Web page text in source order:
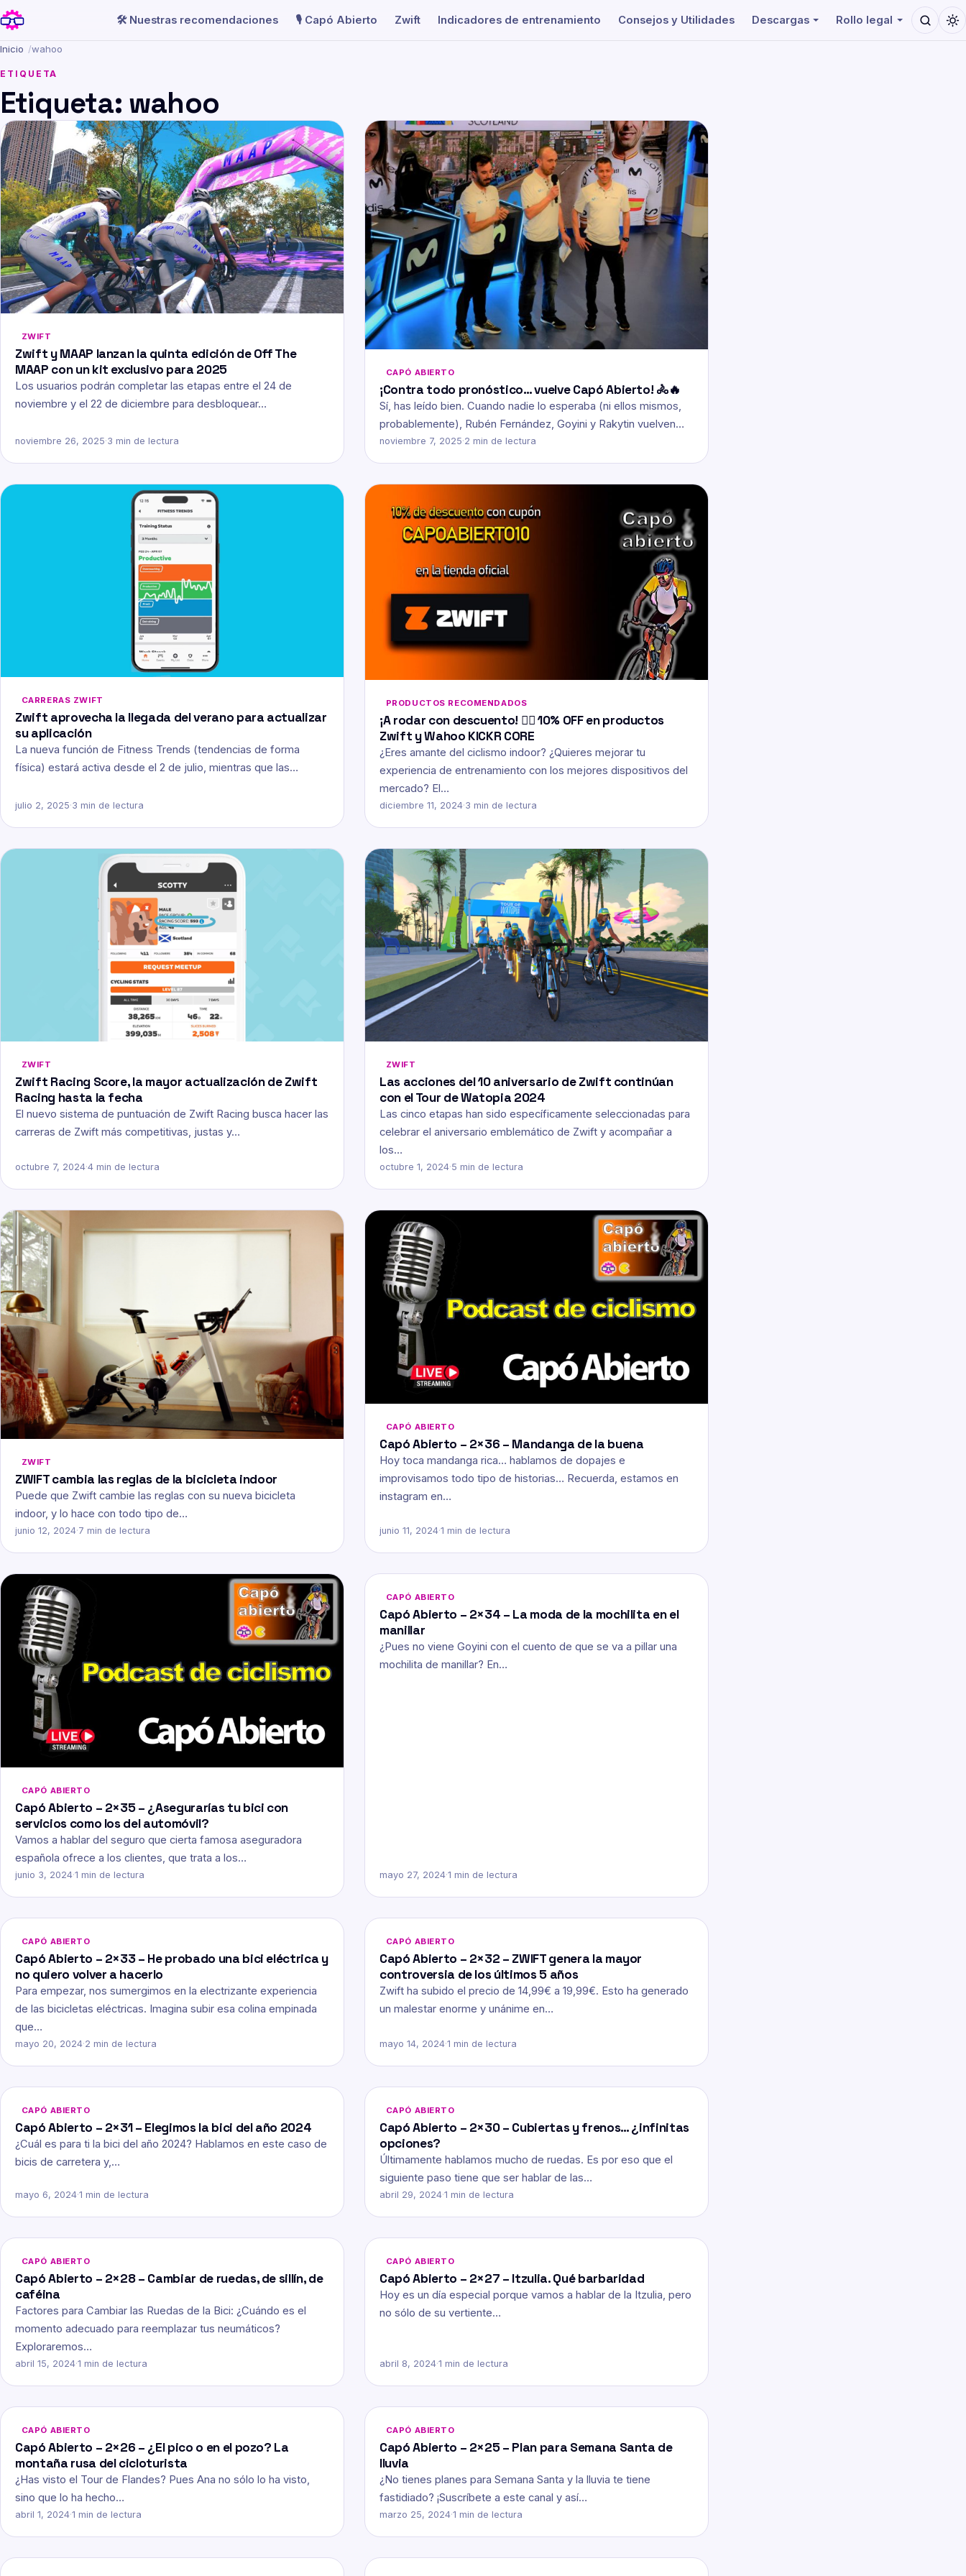
🛠️ Nuestras recomendaciones 🎙️ Capó Abierto Zwift Indicadores de entrenamiento Consejos y Utilidades Descargas Rollo legal
Inicio /wahoo
ETIQUETA
Etiqueta: wahoo
ZWIFT
Zwift y MAAP lanzan la quinta edición de Off The
MAAP con un kit exclusivo para 2025
Los usuarios podrán completar las etapas entre el 24 de
noviembre y el 22 de diciembre para desbloquear…
noviembre 26, 2025·3 min de lectura
CAPÓ ABIERTO
¡Contra todo pronóstico… vuelve Capó Abierto! 🚴🔥
Sí, has leído bien. Cuando nadie lo esperaba (ni ellos mismos,
probablemente), Rubén Fernández, Goyini y Rakytin vuelven…
noviembre 7, 2025·2 min de lectura
CARRERAS ZWIFT
Zwift aprovecha la llegada del verano para actualizar
su aplicación
La nueva función de Fitness Trends (tendencias de forma
física) estará activa desde el 2 de julio, mientras que las…
julio 2, 2025·3 min de lectura
PRODUCTOS RECOMENDADOS
¡A rodar con descuento! 🚴‍♂️ 10% OFF en productos
Zwift y Wahoo KICKR CORE
¿Eres amante del ciclismo indoor? ¿Quieres mejorar tu
experiencia de entrenamiento con los mejores dispositivos del
mercado? El…
diciembre 11, 2024·3 min de lectura
ZWIFT
Zwift Racing Score, la mayor actualización de Zwift
Racing hasta la fecha
El nuevo sistema de puntuación de Zwift Racing busca hacer las
carreras de Zwift más competitivas, justas y…
octubre 7, 2024·4 min de lectura
ZWIFT
Las acciones del 10 aniversario de Zwift continúan
con el Tour de Watopia 2024
Las cinco etapas han sido específicamente seleccionadas para
celebrar el aniversario emblemático de Zwift y acompañar a
los…
octubre 1, 2024·5 min de lectura
ZWIFT
ZWIFT cambia las reglas de la bicicleta indoor
Puede que Zwift cambie las reglas con su nueva bicicleta
indoor, y lo hace con todo tipo de…
junio 12, 2024·7 min de lectura
CAPÓ ABIERTO
Capó Abierto – 2×36 – Mandanga de la buena
Hoy toca mandanga rica… hablamos de dopajes e
improvisamos todo tipo de historias… Recuerda, estamos en
instagram en…
junio 11, 2024·1 min de lectura
CAPÓ ABIERTO
Capó Abierto – 2×35 – ¿Asegurarías tu bici con
servicios como los del automóvil?
Vamos a hablar del seguro que cierta famosa aseguradora
española ofrece a los clientes, que trata a los…
junio 3, 2024·1 min de lectura
CAPÓ ABIERTO
Capó Abierto – 2×34 – La moda de la mochilita en el
manillar
¿Pues no viene Goyini con el cuento de que se va a pillar una
mochilita de manillar? En…
mayo 27, 2024·1 min de lectura
CAPÓ ABIERTO
Capó Abierto – 2×33 – He probado una bici eléctrica y
no quiero volver a hacerlo
Para empezar, nos sumergimos en la electrizante experiencia
de las bicicletas eléctricas. Imagina subir esa colina empinada
que…
mayo 20, 2024·2 min de lectura
CAPÓ ABIERTO
Capó Abierto – 2×32 – ZWIFT genera la mayor
controversia de los últimos 5 años
Zwift ha subido el precio de 14,99€ a 19,99€. Esto ha generado
un malestar enorme y unánime en…
mayo 14, 2024·1 min de lectura
CAPÓ ABIERTO
Capó Abierto – 2×31 – Elegimos la bici del año 2024
¿Cuál es para ti la bici del año 2024? Hablamos en este caso de
bicis de carretera y,…
mayo 6, 2024·1 min de lectura
CAPÓ ABIERTO
Capó Abierto – 2×30 – Cubiertas y frenos… ¿infinitas
opciones?
Últimamente hablamos mucho de ruedas. Es por eso que el
siguiente paso tiene que ser hablar de las…
abril 29, 2024·1 min de lectura
CAPÓ ABIERTO
Capó Abierto – 2×28 – Cambiar de ruedas, de sillín, de
caféina
Factores para Cambiar las Ruedas de la Bici: ¿Cuándo es el
momento adecuado para reemplazar tus neumáticos?
Exploraremos…
abril 15, 2024·1 min de lectura
CAPÓ ABIERTO
Capó Abierto – 2×27 – Itzulia. Qué barbaridad
Hoy es un día especial porque vamos a hablar de la Itzulia, pero
no sólo de su vertiente…
abril 8, 2024·1 min de lectura
CAPÓ ABIERTO
Capó Abierto – 2×26 – ¿El pico o en el pozo? La
montaña rusa del cicloturista
¿Has visto el Tour de Flandes? Pues Ana no sólo lo ha visto,
sino que lo ha hecho…
abril 1, 2024·1 min de lectura
CAPÓ ABIERTO
Capó Abierto – 2×25 – Plan para Semana Santa de
lluvia
¿No tienes planes para Semana Santa y la lluvia te tiene
fastidiado? ¡Suscríbete a este canal y así…
marzo 25, 2024·1 min de lectura